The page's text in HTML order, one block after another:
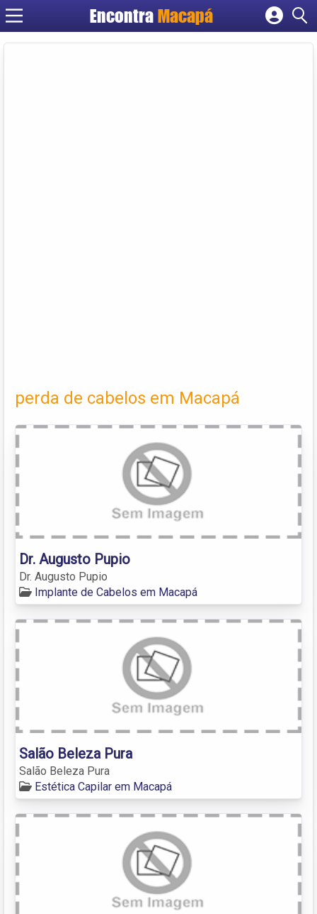
EncontraMacapá
Cadastrar empresa
perda de cabelos em Macapá
Dr. Augusto Pupio
Dr. Augusto Pupio
Implante de Cabelos em Macapá
Salão Beleza Pura
Salão Beleza Pura
Estética Capilar em Macapá